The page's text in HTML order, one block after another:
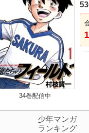
34巻配信中
少年マンガ
ランキング